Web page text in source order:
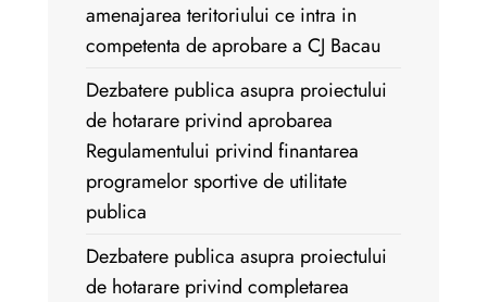
amenajarea teritoriului ce intra in
competenta de aprobare a CJ Bacau
Dezbatere publica asupra proiectului
de hotarare privind aprobarea
Regulamentului privind finantarea
programelor sportive de utilitate
publica
Dezbatere publica asupra proiectului
de hotarare privind completarea